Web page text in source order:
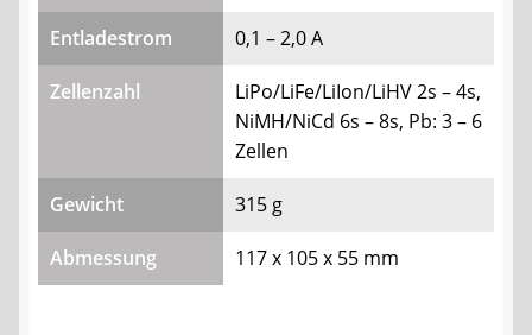
Entladestrom 0,1 – 2,0 A
Zellenzahl
LiPo/LiFe/LiIon/LiHV 2s – 4s,
NiMH/NiCd 6s – 8s, Pb: 3 – 6
Zellen
Gewicht 315 g
Abmessung 117 x 105 x 55 mm